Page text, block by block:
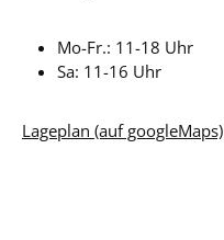
Mo-Fr.: 11-18 Uhr
Sa: 11-16 Uhr
Lageplan (auf googleMaps)